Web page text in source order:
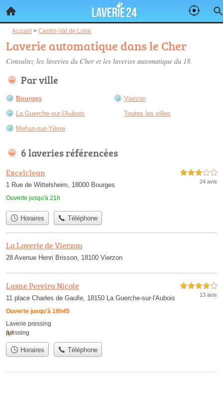
Accueil > Centre-Val de Loire
Laverie automatique dans le Cher
Consultez les laveries du Cher et les laveries automatique du 18.
Par ville
Bourges
La Guerche-sur-l'Aubois
Mehun-sur-Yèvre
Vierzon
Toutes les villes
6 laveries référencées
Excelclean
1 Rue de Wittelsheim, 18000 Bourges
Ouverte jusqu'à 21h
3,0 étoiles sur 5
24 avis
Horaires Téléphone
La Laverie de Vierzon
28 Avenue Henri Brisson, 18100 Vierzon
Lasne Pereira Nicole
11 place Charles de Gaulle, 18150 La Guerche-sur-l'Aubois
Ouverte jusqu'à 19h45
4,0 étoiles sur 5
13 avis
Laverie pressing
pressing
Horaires Téléphone